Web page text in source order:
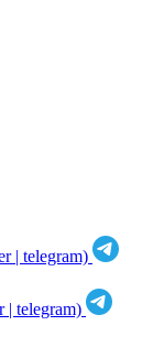
| telegram)
telegram)